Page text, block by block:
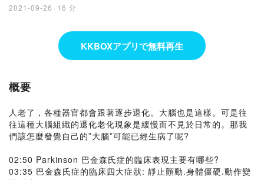
2021-09-26 · 16 分
KKBOXアプリで無料再生
概要
人老了，各種器官都會跟著逐步退化。大腦也是這樣。可是往
往這種大腦組織的退化老化現象是緩慢而不見於日常的。那我
們該怎麼發覺自己的”大腦”可能已經生病了呢?
02:50 Parkinson 巴金森氏症的臨床表現主要有哪些?
03:35 巴金森氏症的臨床四大症狀: 靜止顫動.身體僵硬.動作變